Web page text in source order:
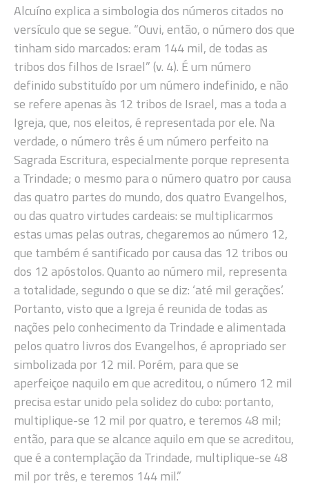
Alcuíno explica a simbologia dos números citados no
versículo que se segue. “Ouvi, então, o número dos que
tinham sido marcados: eram 144 mil, de todas as
tribos dos filhos de Israel” (v. 4). É um número
definido substituído por um número indefinido, e não
se refere apenas às 12 tribos de Israel, mas a toda a
Igreja, que, nos eleitos, é representada por ele. Na
verdade, o número três é um número perfeito na
Sagrada Escritura, especialmente porque representa
a Trindade; o mesmo para o número quatro por causa
das quatro partes do mundo, dos quatro Evangelhos,
ou das quatro virtudes cardeais: se multiplicarmos
estas umas pelas outras, chegaremos ao número 12,
que também é santificado por causa das 12 tribos ou
dos 12 apóstolos. Quanto ao número mil, representa
a totalidade, segundo o que se diz: ‘até mil gerações’.
Portanto, visto que a Igreja é reunida de todas as
nações pelo conhecimento da Trindade e alimentada
pelos quatro livros dos Evangelhos, é apropriado ser
simbolizada por 12 mil. Porém, para que se
aperfeiçoe naquilo em que acreditou, o número 12 mil
precisa estar unido pela solidez do cubo: portanto,
multiplique-se 12 mil por quatro, e teremos 48 mil;
então, para que se alcance aquilo em que se acreditou,
que é a contemplação da Trindade, multiplique-se 48
mil por três, e teremos 144 mil.”